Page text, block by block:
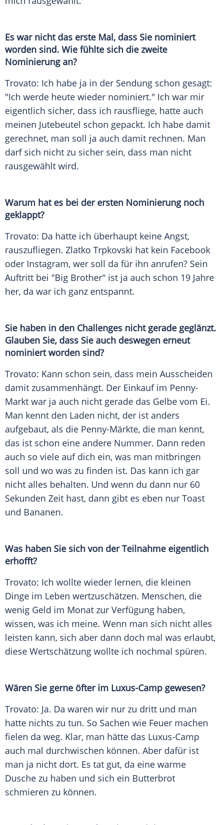
Es war nicht das erste Mal, dass Sie nominiert
worden sind. Wie fühlte sich die zweite
Nominierungan?
Trovato: Ich habe ja in der Sendung schon gesagt:
"Ich werde heute wieder nominiert." Ich war mir
eigentlich sicher, dass ich rausfliege, hatte auch
meinen Jutebeutel schon gepackt. Ich habe damit
gerechnet, man soll ja auch damit rechnen. Man
darf sich nicht zu sicher sein, dass man nicht
rausgewählt wird.
Warum hat es bei der ersten Nominierungnoch
geklappt?
Trovato: Da hatte ich überhaupt keine Angst,
rauszufliegen. Zlatko Trpkovski hat kein Facebook
oder Instagram, wer soll da für ihn anrufen? Sein
Auftritt bei "Big Brother" ist ja auch schon 19 Jahre
her, da war ich ganz entspannt.
Sie haben in den Challenges nicht gerade geglänzt.
Glauben Sie, dass Sie auch deswegen erneut
nominiert worden sind?
Trovato: Kann schon sein, dass mein Ausscheiden
damit zusammenhängt. Der Einkauf im Penny-
Markt war ja auch nicht gerade das Gelbe vom Ei.
Man kennt den Laden nicht, der ist anders
aufgebaut, als die Penny-Märkte, die man kennt,
das ist schon eine andere Nummer. Dann reden
auch so viele auf dich ein, was man mitbringen
soll und wo was zu finden ist. Das kann ich gar
nicht alles behalten. Und wenn du dann nur 60
Sekunden Zeit hast, dann gibt es eben nur Toast
und Bananen.
Was haben Sie sich von der Teilnahme eigentlich
erhofft?
Trovato: Ich wollte wieder lernen, die kleinen
Dinge im Leben wertzuschätzen. Menschen, die
wenig Geld im Monat zur Verfügung haben,
wissen, was ich meine. Wenn man sich nicht alles
leisten kann, sich aber dann doch mal was erlaubt,
diese Wertschätzung wollte ich nochmal spüren.
Wären Sie gerne öfter im Luxus-Camp gewesen?
Trovato: Ja. Da waren wir nur zu dritt und man
hatte nichts zu tun. So Sachen wie Feuer machen
fielen da weg. Klar, man hätte das Luxus-Camp
auch mal durchwischen können. Aber dafür ist
man ja nicht dort. Es tat gut, da eine warme
Dusche zu haben und sich ein Butterbrot
schmieren zu können.